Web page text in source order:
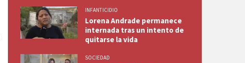
INFANTICIDIO
Lorena Andrade permanece
internada tras un intento de
quitarse la vida
SOCIEDAD